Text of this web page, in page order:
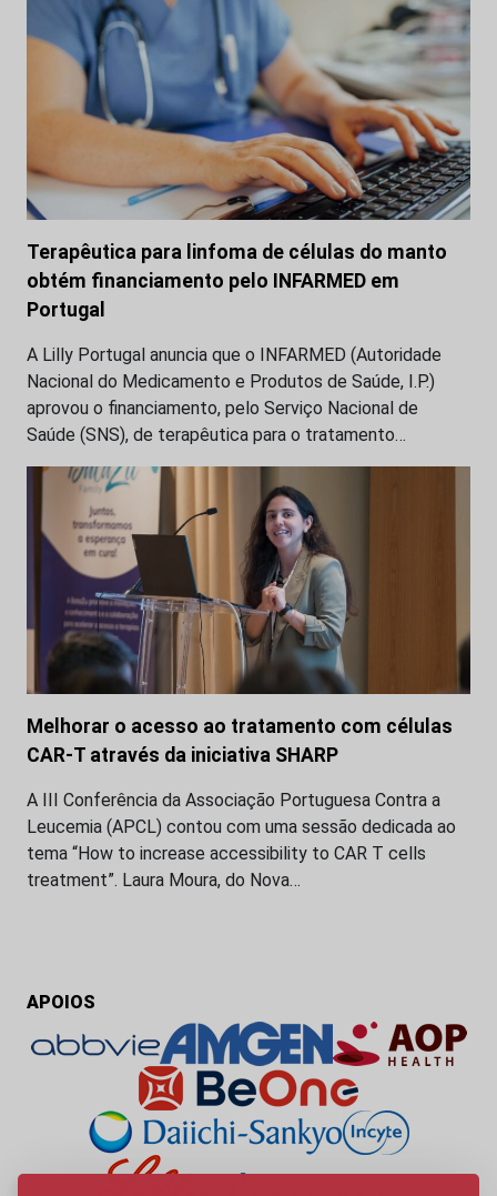
Terapêutica para linfoma de células do manto
obtém financiamento pelo INFARMED em
Portugal
A Lilly Portugal anuncia que o INFARMED (Autoridade
Nacional do Medicamento e Produtos de Saúde, I.P.)
aprovou o financiamento, pelo Serviço Nacional de
Saúde (SNS), de terapêutica para o tratamento…
Melhorar o acesso ao tratamento com células
CAR-T através da iniciativa SHARP
A III Conferência da Associação Portuguesa Contra a
Leucemia (APCL) contou com uma sessão dedicada ao
tema “How to increase accessibility to CAR T cells
treatment”. Laura Moura, do Nova…
APOIOS